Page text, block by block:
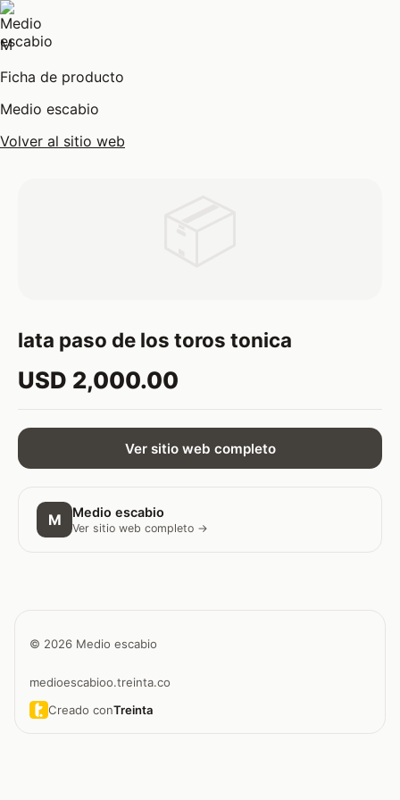
M
Ficha de producto
Medio escabio
Volver al sitio web
lata paso de los toros tonica
USD 2,000.00
Ver sitio web completo
M Medio escabio
Ver sitio web completo →
© 2026 Medio escabio
medioescabioo.treinta.co
Creado conTreinta